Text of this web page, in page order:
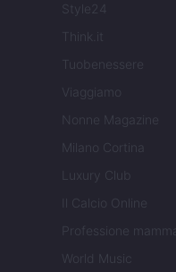
Style24
Think.it
Tuobenessere
Viaggiamo
Nonne Magazine
Milano Cortina
Luxury Club
Il Calcio Online
Professione mamma
World Music